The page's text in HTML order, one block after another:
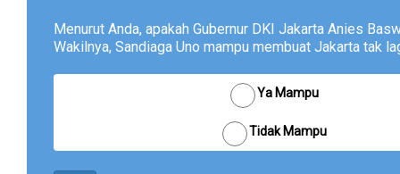
Menurut Anda, apakah Gubernur DKI Jakarta Anies
Wakilnya, Sandiaga Uno mampu membuat Jakarta tak
Ya Mampu
Tidak Mampu